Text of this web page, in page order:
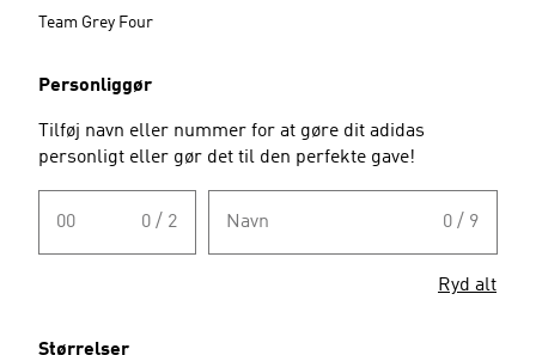
Team Grey Four
Personliggør
Tilføj navn eller nummer for at gøre dit adidas
personligt eller gør det til den perfekte gave!
00 0 / 2 Navn 0 / 9
Ryd alt
Størrelser